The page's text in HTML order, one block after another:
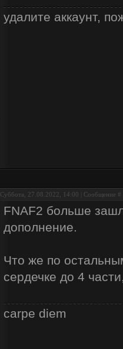
удалите аккаунт,
Суббота, 27.08.2022, 14:00 | Сообщение #
FNAF2 больше
дополнение.
Что же по
сердечке до 4
carpe diem